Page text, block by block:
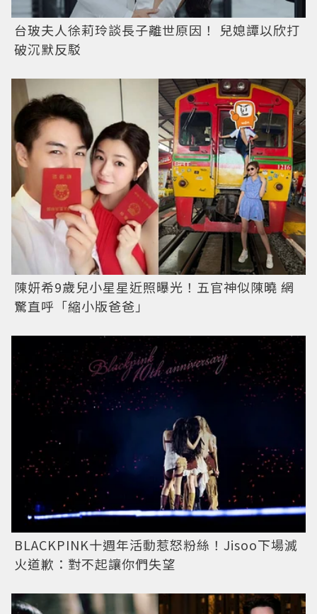
台玻夫人徐莉玲談長子離世原因！ 兒媳譚以欣打
破沉默反駁
陳妍希9歲兒小星星近照曝光！五官神似陳曉 網
驚直呼「縮小版爸爸」
BLACKPINK十週年活動惹怒粉絲！Jisoo下場滅
火道歉：對不起讓你們失望